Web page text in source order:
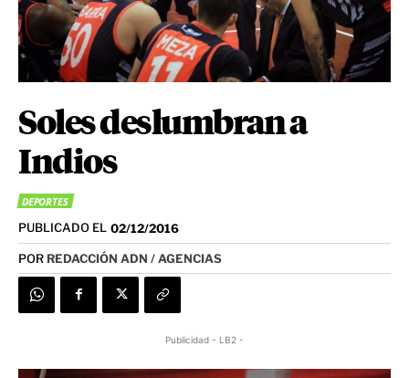
Soles deslumbran a
Indios
DEPORTES
PUBLICADO EL 02/12/2016
POR REDACCIÓN ADN / AGENCIAS
Publicidad - LB2 -